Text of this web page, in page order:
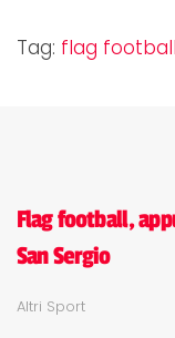
Tag: flag football
Flag football,
San Sergio
Altri Sport